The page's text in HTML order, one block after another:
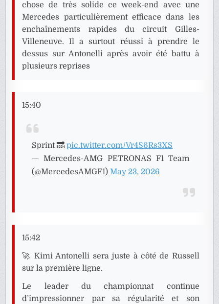
chose de très solide ce week-end avec une
Mercedes particulièrement efficace dans les
enchaînements rapides du circuit Gilles-
Villeneuve. Il a surtout réussi à prendre le
dessus sur Antonelli après avoir été battu à
plusieurs reprises
15:40
Sprint 🔜pic.twitter.com/Vr4S6Rs3XS
— Mercedes-AMG PETRONAS F1 Team
(@MercedesAMGF1)May 23, 2026
15:42
🚀 Kimi Antonelli sera juste à côté de Russell
sur la première ligne.
Le leader du championnat continue
d’impressionner par sa régularité et son